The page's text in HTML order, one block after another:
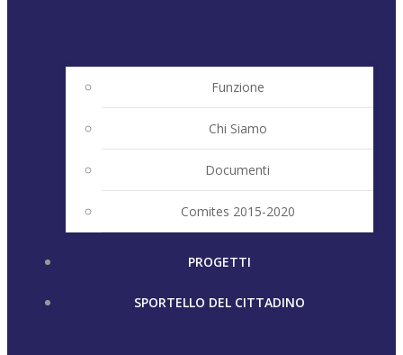
Funzione
Chi Siamo
Documenti
Comites 2015-2020
PROGETTI
SPORTELLO DEL CITTADINO